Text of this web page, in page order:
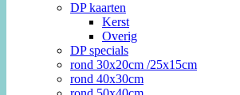
DP kaarten
Kerst
Overig
DP specials
rond 30x20cm /25x15cm
rond 40x30cm